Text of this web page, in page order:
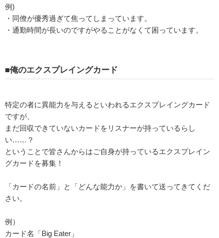
例)
・同僚が優秀過ぎて焦ってしまっています。
・通勤時間が長いのですがやることがなくて困っています。
■俺のエクスプレイングカード
特定の者に異能力を与えるといわれるエクスプレイングカード
ですが、
まだ回収できていないカードをリスナーが持っているらし
い……？
ということで皆さんからはご自身が持っているエクスプレイン
グカードを募集！
「カードの名前」と「どんな能力か」を書いて送ってきてくだ
さい。
例）
カード名「Big Eater」